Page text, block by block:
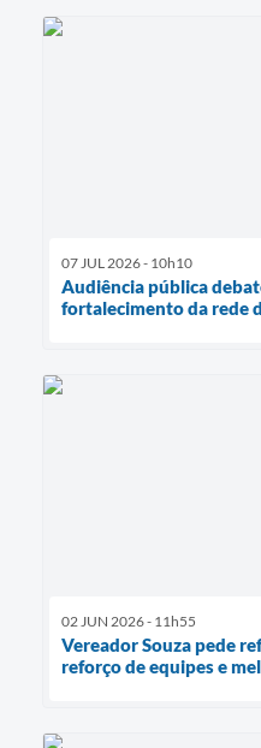
07 JUL 2026 - 10h10
Audiência pública
fortalecimento da rede
02 JUN 2026 - 11h55
Vereador Souza pede
reforço de equipes e